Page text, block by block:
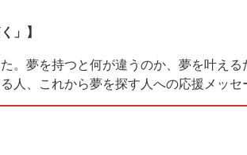
」】
夢を持つと何が違うのか、夢を叶え
、これから夢を探す人への応援メッセ